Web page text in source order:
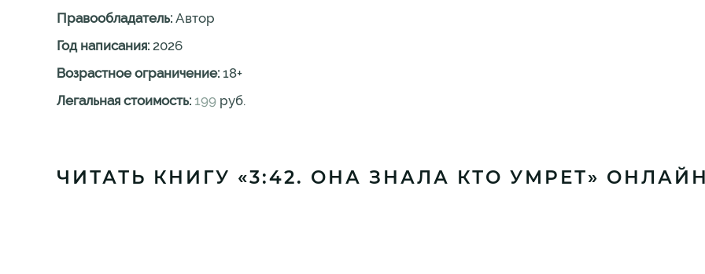
Правообладатель: Автор
Год написания: 2026
Возрастное ограничение: 18+
Легальная стоимость: 199 руб.
ЧИТАТЬ КНИГУ «3:42. ОНА ЗНАЛА КТО УМРЕТ»